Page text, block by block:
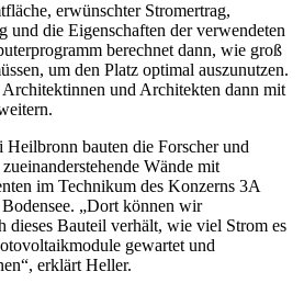
erwünschter Stromertrag,
und die Eigenschaften der verwendeten
berechnet dann, wie groß
um den Platz optimal auszunutzen.
und Architekten dann mit
Heilbronn bauten die Forscher und
Wände mit
im Technikum des Konzerns 3A
„Dort können wir
dieses Bauteil verhält, wie viel Strom es
gewartet und
erklärt Heller.